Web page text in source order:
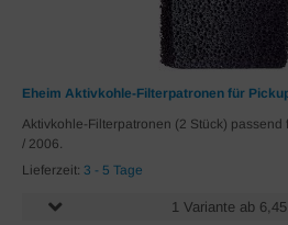
Eheim Aktivkohle-Filterpatronen für
Aktivkohle-Filterpatronen (2 Stück) passend
/ 2006.
Lieferzeit: 3 - 5 Tage
1 Variante ab